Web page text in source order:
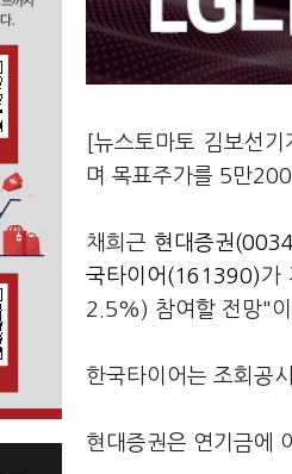
[뉴스토마토 김보선
며 목표주가를 5만
채희근 현대증권
국타이어(161390)가
2.5%) 참여할 전망"이
한국타이어는 조회공
현대증권은 연기금에